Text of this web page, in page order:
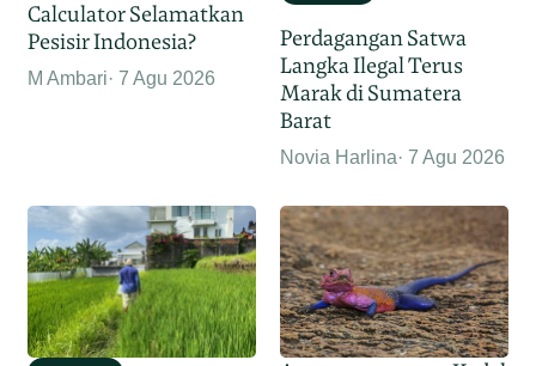
Calculator Selamatkan
Pesisir Indonesia?
M Ambari 7 Agu 2026
Perdagangan Satwa
Langka Ilegal Terus
Marak di Sumatera
Barat
Novia Harlina 7 Agu 2026